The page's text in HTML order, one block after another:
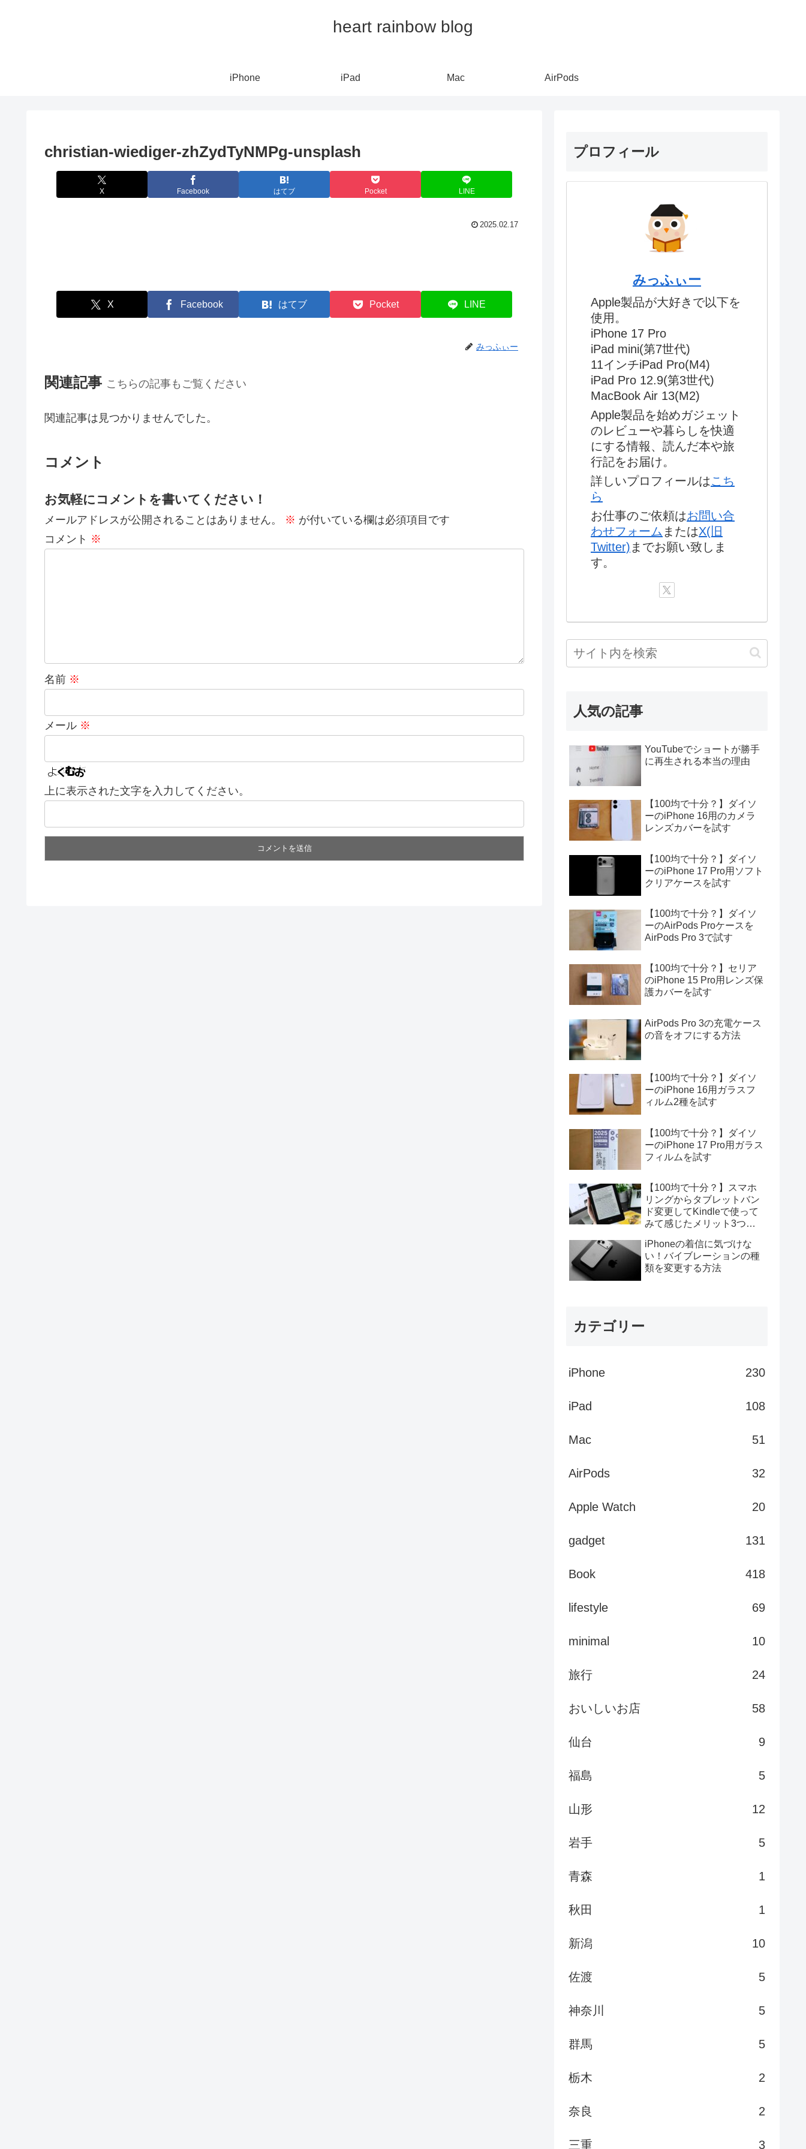
heart rainbow blog
iPhone iPad Mac AirPods
christian-wiediger-zhZydTyNMPg-unsplash
X Facebook はてブ Pocket LINE
2025.02.17
X Facebook はてブ Pocket LINE
みっふぃー
関連記事 こちらの記事もご覧ください
関連記事は見つかりませんでした。
コメント
お気軽にコメントを書いてください！
メールアドレスが公開されることはありません。 ※ が付いている欄は必須項目です
コメント ※
名前 ※
メール ※
上に表示された文字を入力してください。
プロフィール
みっふぃー
Apple製品が大好きで以下を
使用。
iPhone 17 Pro
iPad mini(第7世代)
11インチiPad Pro(M4)
iPad Pro 12.9(第3世代)
MacBook Air 13(M2)
Apple製品を始めガジェット
のレビューや暮らしを快適
にする情報、読んだ本や旅
行記をお届け。
詳しいプロフィールはこち
ら
お仕事のご依頼はお問い合
わせフォーム またはX(旧
Twitter) までお願い致しま
す。
人気の記事
YouTubeでショートが勝手
に再生される本当の理由
【100均で十分？】ダイソ
ーのiPhone 16用のカメラ
レンズカバーを試す
【100均で十分？】ダイソ
ーのiPhone 17 Pro用ソフト
クリアケースを試す
【100均で十分？】ダイソ
ーのAirPods Proケースを
AirPods Pro 3で試す
【100均で十分？】セリア
のiPhone 15 Pro用レンズ保
護カバーを試す
AirPods Pro 3の充電ケース
の音をオフにする方法
【100均で十分？】ダイソ
ーのiPhone 16用ガラスフ
ィルム2種を試す
【100均で十分？】ダイソ
ーのiPhone 17 Pro用ガラス
フィルムを試す
【100均で十分？】スマホ
リングからタブレットバン
ド変更してKindleで使って
みて感じたメリット3つデ
iPhoneの着信に気づけな
い！バイブレーションの種
類を変更する方法
カテゴリー
iPhone 230
iPad 108
Mac 51
AirPods 32
Apple Watch 20
gadget 131
Book 418
lifestyle 69
minimal 10
旅行 24
おいしいお店 58
仙台 9
福島 5
山形 12
岩手 5
青森 1
秋田 1
新潟 10
佐渡 5
神奈川 5
群馬 5
栃木 2
奈良 2
三重 3